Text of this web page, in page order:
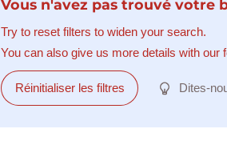
Vous n'avez pas trouvé votre
Try to reset filters to widen your search.
You can also give us more details with our
Réinitialiser les filtres Dites-